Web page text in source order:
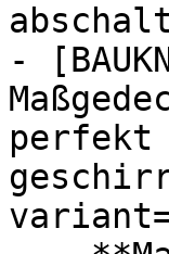
-
perfekt